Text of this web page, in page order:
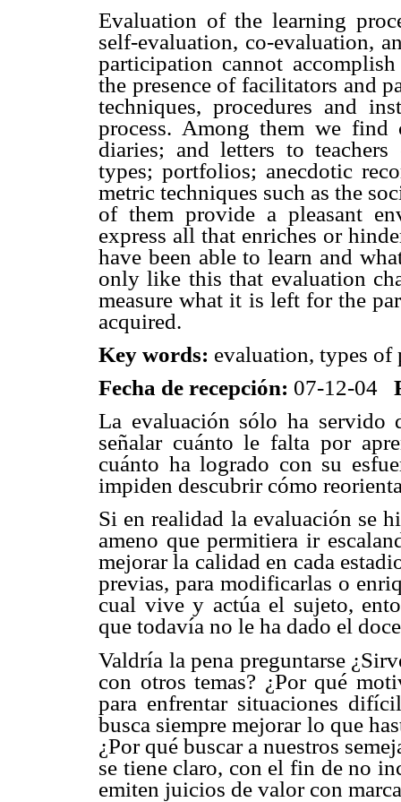
Evaluation of the learning
self-evaluation, co-evaluation,
participation cannot
the presence of facilitators and
techniques, procedures and
process. Among them we find
diaries; and letters to teachers
types; portfolios; anecdotic
metric techniques such as the
of them provide a pleasant
express all that enriches or
have been able to learn and
only like this that evaluation
measure what it is left for the
acquired.
Key words: evaluation, types of
Fecha de recepción: 07-12-04
La evaluación sólo ha servido
señalar cuánto le falta por
cuánto ha logrado con su
impiden descubrir cómo
Si en realidad la evaluación se
ameno que permitiera ir
mejorar la calidad en cada
previas, para modificarlas o
cual vive y actúa el sujeto,
que todavía no le ha dado el
Valdría la pena preguntarse
con otros temas? ¿Por qué
para enfrentar situaciones
busca siempre mejorar lo que
¿Por qué buscar a nuestros
se tiene claro, con el fin de no
emiten juicios de valor con